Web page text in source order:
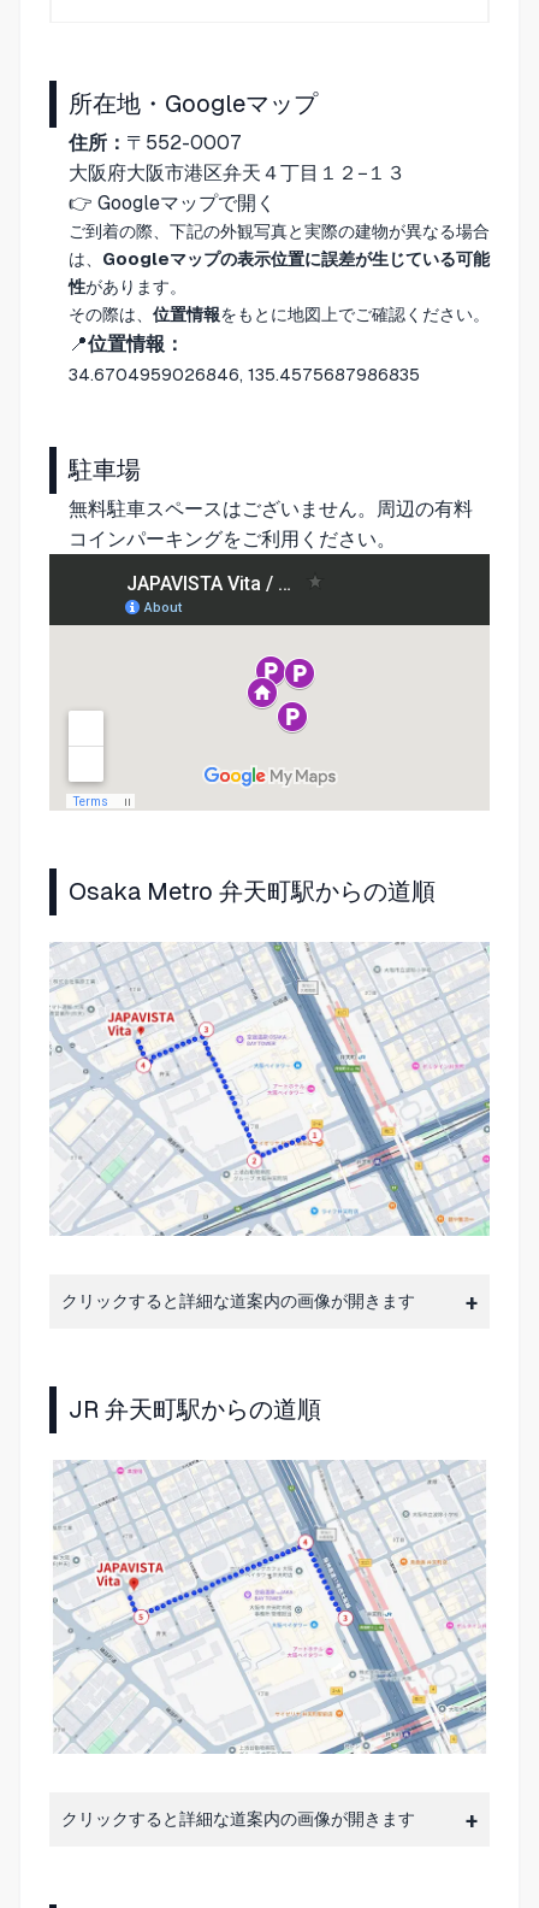
所在地・Googleマップ
住所： 〒552-0007
大阪府大阪市港区弁天４丁目１２−１３
👉 Googleマップで開く
ご到着の際、下記の外観写真と実際の建物が異なる場合
は、 Googleマップの表示位置に誤差が生じている可能
性があります。
その際は、 位置情報をもとに地図上でご確認ください。
📍位置情報：
34.6704959026846, 135.4575687986835
駐車場
無料駐車スペースはございません。周辺の有料
コインパーキングをご利用ください。
Osaka Metro 弁天町駅からの道順
クリックすると詳細な道案内の画像が開きます
JR 弁天町駅からの道順
クリックすると詳細な道案内の画像が開きます